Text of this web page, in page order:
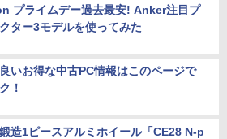
プライムデー過去最安! Anker注目プ
ター3モデルを使ってみた
いお得な中古PC情報はこのページで
！
造1ピースアルミホイール「CE28 N-p